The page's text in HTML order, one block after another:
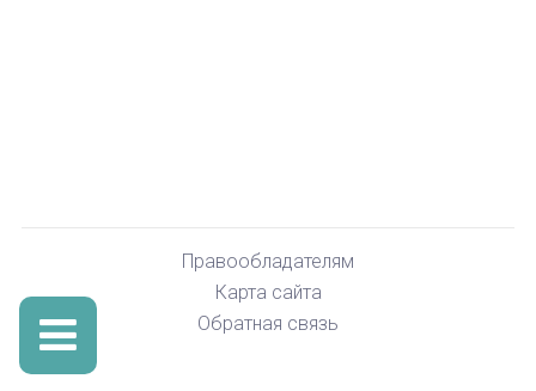
Правообладателям
Карта сайта
Обратная связь